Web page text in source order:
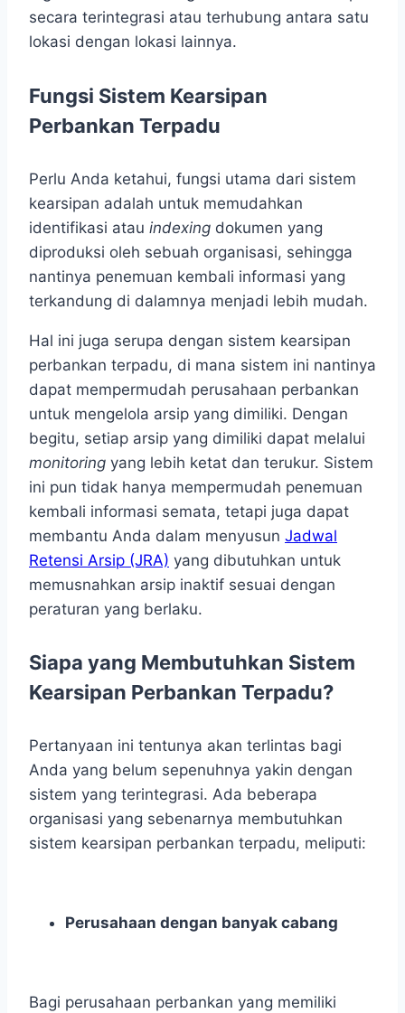
secara terintegrasi atau terhubung antara satu
lokasi dengan lokasi lainnya.
Fungsi Sistem Kearsipan
Perbankan Terpadu
Perlu Anda ketahui, fungsi utama dari sistem
kearsipan adalah untuk memudahkan
identifikasi atau indexing dokumen yang
diproduksi oleh sebuah organisasi, sehingga
nantinya penemuan kembali informasi yang
terkandung di dalamnya menjadi lebih mudah.
Hal ini juga serupa dengan sistem kearsipan
perbankan terpadu, di mana sistem ini nantinya
dapat mempermudah perusahaan perbankan
untuk mengelola arsip yang dimiliki. Dengan
begitu, setiap arsip yang dimiliki dapat melalui
monitoring yang lebih ketat dan terukur. Sistem
ini pun tidak hanya mempermudah penemuan
kembali informasi semata, tetapi juga dapat
membantu Anda dalam menyusun Jadwal
Retensi Arsip (JRA) yang dibutuhkan untuk
memusnahkan arsip inaktif sesuai dengan
peraturan yang berlaku.
Siapa yang Membutuhkan Sistem
Kearsipan Perbankan Terpadu?
Pertanyaan ini tentunya akan terlintas bagi
Anda yang belum sepenuhnya yakin dengan
sistem yang terintegrasi. Ada beberapa
organisasi yang sebenarnya membutuhkan
sistem kearsipan perbankan terpadu, meliputi:
Perusahaan dengan banyak cabang
Bagi perusahaan perbankan yang memiliki